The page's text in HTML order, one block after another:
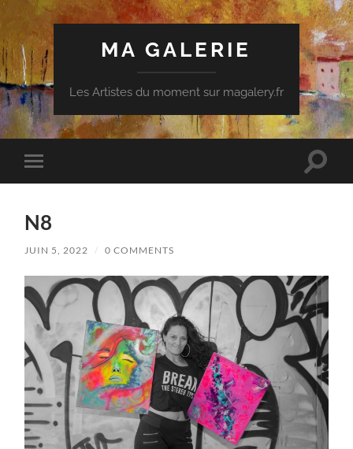
MA GALERIE
Les Artistes du moment sur magalery.fr
Toggle
mobile
Toggle
N8
JUIN 5, 2022 / 0 COMMENTS